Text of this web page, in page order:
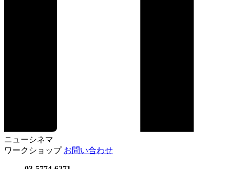
ニューシネマ
ワークショップ お問い合わせ